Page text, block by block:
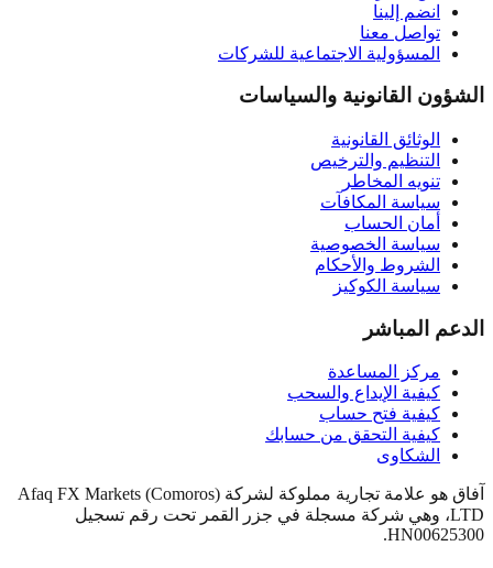
انضم إلينا
تواصل معنا
المسؤولية الاجتماعية للشركات
الشؤون القانونية والسياسات
الوثائق القانونية
التنظيم والترخيص
تنويه المخاطر
سياسة المكافآت
أمان الحساب
سياسة الخصوصية
الشروط والأحكام
سياسة الكوكيز
الدعم المباشر
مركز المساعدة
كيفية الإيداع والسحب
كيفية فتح حساب
كيفية التحقق من حسابك
الشكاوى
آفاق هو علامة تجارية مملوكة لشركة Afaq FX Markets (Comoros)
LTD، وهي شركة مسجلة في جزر القمر تحت رقم تسجيل
HN00625300.